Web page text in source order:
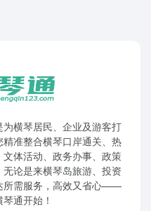
横琴居民、企业及游客打
准整合横琴口岸通关、热
体活动、政务办事、政策
论是来横琴岛旅游、投资
所需服务，高效又省心——
通开始！